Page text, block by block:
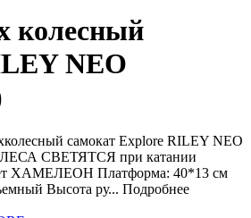
колесный
NEO
самокат Explore RILEY NEO
СВЕТЯТСЯ при катании
ХАМЕЛЕОН Платформа: 40*13 см
Высота ру... Подробнее